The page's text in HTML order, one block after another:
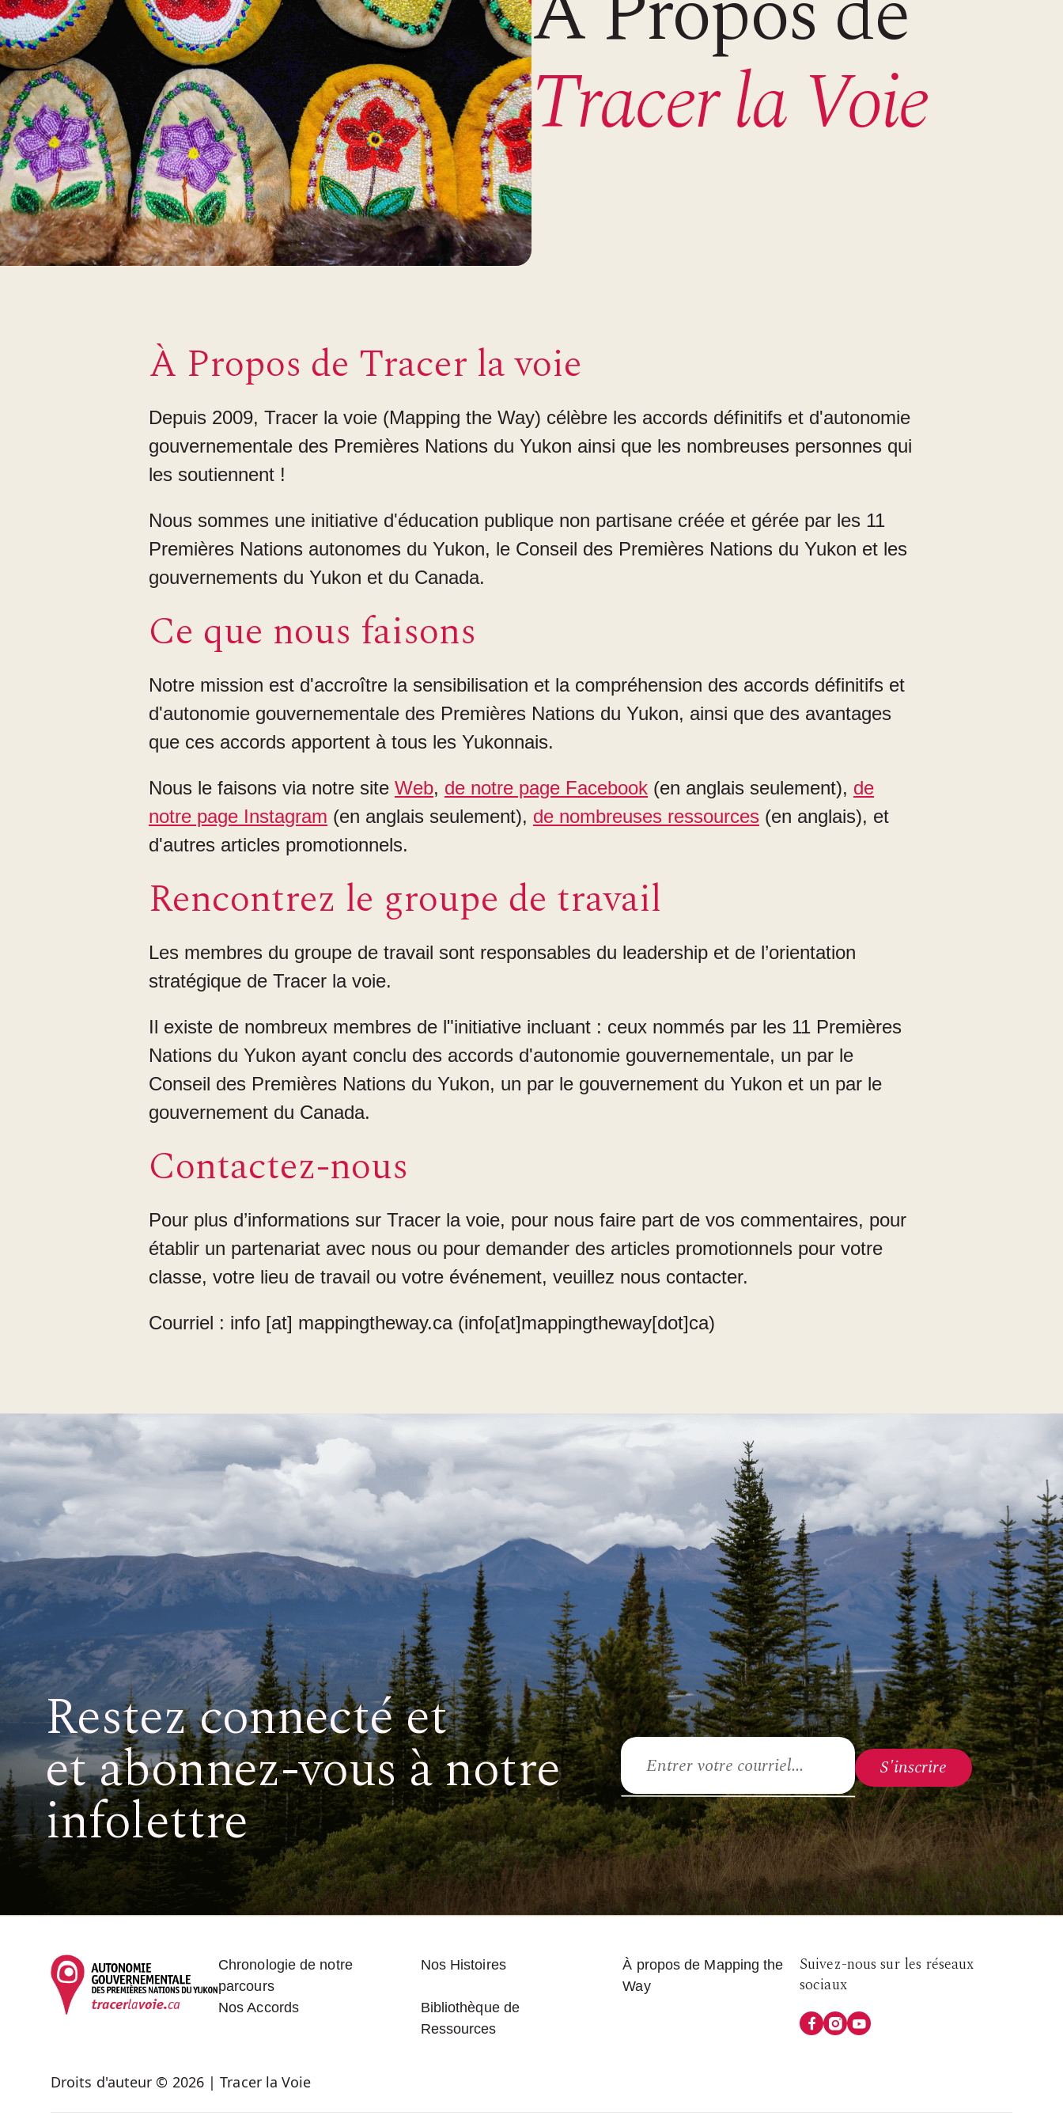
Tracer la Voie
À Propos de Tracer la voie
Depuis 2009, Tracer la voie (Mapping the Way) célèbre les accords définitifs et d'autonomie
gouvernementale des Premières Nations du Yukon ainsi que les nombreuses personnes qui
les soutiennent !
Nous sommes une initiative d'éducation publique non partisane créée et gérée par les 11
Premières Nations autonomes du Yukon, le Conseil des Premières Nations du Yukon et les
gouvernements du Yukon et du Canada.
Ce que nous faisons
Notre mission est d'accroître la sensibilisation et la compréhension des accords définitifs et
d'autonomie gouvernementale des Premières Nations du Yukon, ainsi que des avantages
que ces accords apportent à tous les Yukonnais.
Nous le faisons via notre site Web, de notre page Facebook (en anglais seulement), de
notre page Instagram (en anglais seulement), de nombreuses ressources (en anglais), et
d'autres articles promotionnels.
Rencontrez le groupe de travail
Les membres du groupe de travail sont responsables du leadership et de l’orientation
stratégique de Tracer la voie.
Il existe de nombreux membres de l"initiative incluant : ceux nommés par les 11 Premières
Nations du Yukon ayant conclu des accords d'autonomie gouvernementale, un par le
Conseil des Premières Nations du Yukon, un par le gouvernement du Yukon et un par le
gouvernement du Canada.
Contactez-nous
Pour plus d’informations sur Tracer la voie, pour nous faire part de vos commentaires, pour
établir un partenariat avec nous ou pour demander des articles promotionnels pour votre
classe, votre lieu de travail ou votre événement, veuillez nous contacter.
Courriel : info [at] mappingtheway.ca(info[at]mappingtheway[dot]ca)
Restez connecté et
et abonnez-vous à notre
infolettre
Footer
Chronologie de notre
parcours
Nos Accords
Nos Histoires
Bibliothèque de
Ressources
À propos de Mapping the
Way
Follow
us
Social
Suivez-nous sur les réseaux
sociaux
Droits d'auteur © 2026 | Tracer la Voie